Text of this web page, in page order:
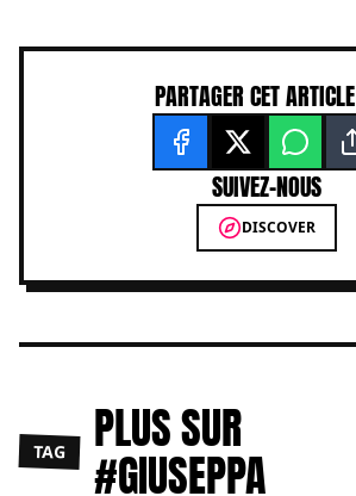
PARTAGER CET ARTICLE
SUIVEZ-NOUS
DISCOVER
TAG PLUS SUR
#GIUSEPPA